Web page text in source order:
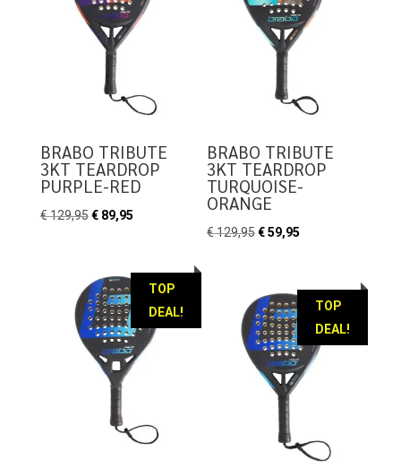
BRABO TRIBUTE
3KT TEARDROP
PURPLE-RED
€129,95 Oorspronkelijke
€ 129,95.
€89,95Huidige
€ 89,95.
BRABO TRIBUTE
3KT TEARDROP
TURQUOISE-
ORANGE
€129,95Oorspronkelijke
€ 129,95.
€59,95
€ 59,95.
TOP
DEAL!
TOP
DEAL!